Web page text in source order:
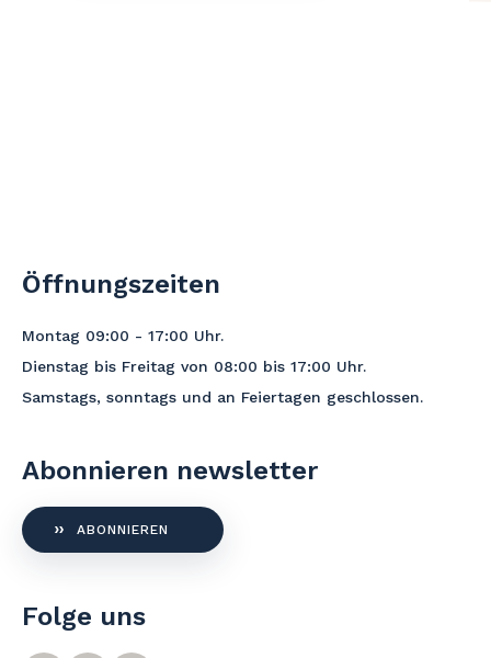
Öffnungszeiten
Montag 09:00 - 17:00 Uhr.
Dienstag bis Freitag von 08:00 bis 17:00 Uhr.
Samstags, sonntags und an Feiertagen geschlossen.
Abonnieren newsletter
ABONNIEREN
Folge uns